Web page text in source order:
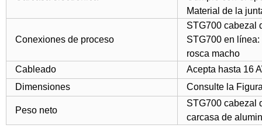
Material de la
Conexiones de proceso
STG700 cabezal
STG700 en
rosca macho
Cableado
Acepta hasta 16
Dimensiones
Consulte la
Peso neto
STG700 cabezal
carcasa de